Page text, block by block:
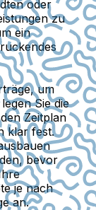
oder
zu
ein
um
Sie die
Zeitplan
klar fest.
bevor
je nach
an.